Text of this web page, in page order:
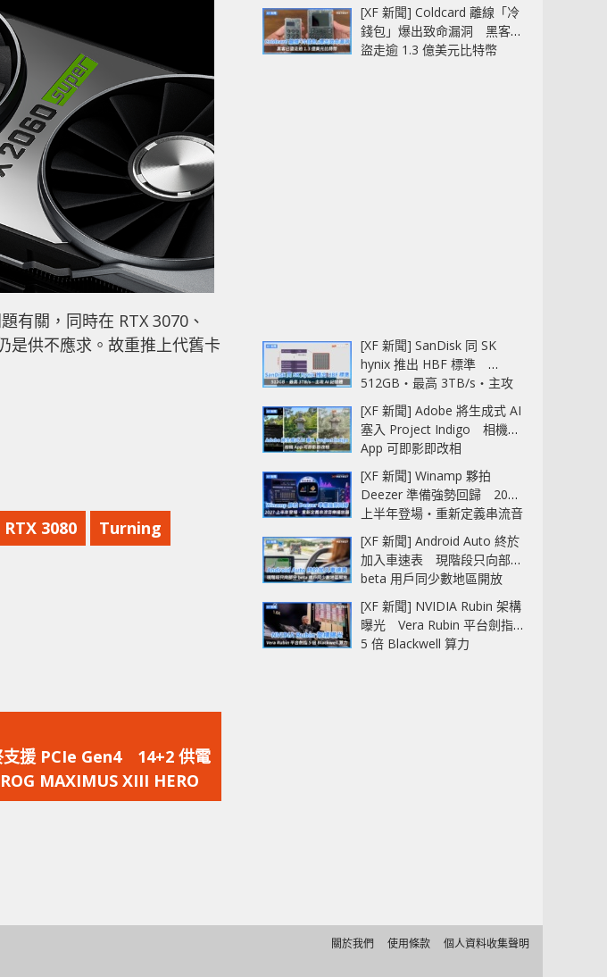
有關，同時在 RTX 3070、
是供不應求。故重推上代舊卡
RTX 3080 Turning
一
篇
文
支援 PCIe Gen4 14+2 供電
MAXIMUS XIII HERO
[XF 新聞] Coldcard 離線「冷
錢包」爆出致命漏洞 黑客已
盜走逾 1.3 億美元比特幣
[XF 新聞] SanDisk 同 SK
hynix 推出 HBF 標準
512GB‧最高 3TB/s‧主攻
AI 記憶體
[XF 新聞] Adobe 將生成式 AI
塞入 Project Indigo 相機
App 可即影即改相
[XF 新聞] Winamp 夥拍
Deezer 準備強勢回歸 2027
上半年登場‧重新定義串流音
樂播放器
[XF 新聞] Android Auto 終於
加入車速表 現階段只向部分
beta 用戶同少數地區開放
[XF 新聞] NVIDIA Rubin 架構
曝光 Vera Rubin 平台劍指
5 倍 Blackwell 算力
關於我們 使用條款 個人資料收集聲明